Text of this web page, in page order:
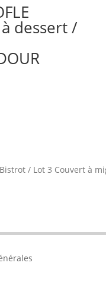
dessert /
/ Lot 3 Couvert à